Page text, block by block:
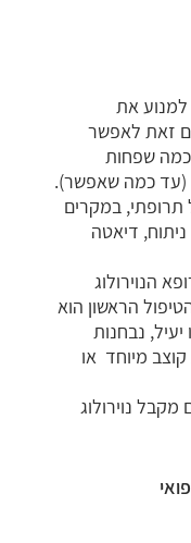
למנוע את
זאת לאפשר
כמה שפחות
(עד כמה שאפשר).
תרופתי, במקרים
ניתוח, דיאטה
הנוירולוג
הראשון הוא
נבחנות
מיוחד או
נוירולוג